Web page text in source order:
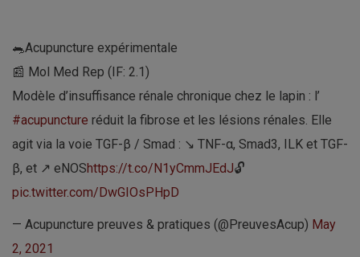
🐀Acupuncture expérimentale
📰 Mol Med Rep (IF: 2.1)
Modèle d’insuffisance rénale chronique chez le lapin : l’
#acupuncture réduit la fibrose et les lésions rénales. Elle
agit via la voie TGF-β / Smad : ↘ TNF-α, Smad3, ILK et TGF-
β, et ↗ eNOShttps://t.co/N1yCmmJEdJ🔓
pic.twitter.com/DwGIOsPHpD
— Acupuncture preuves & pratiques (@PreuvesAcup) May
2, 2021